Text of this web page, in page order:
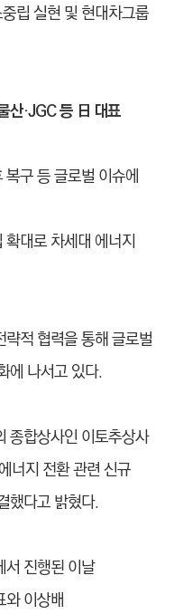
립 실현 및 현대차그룹
산·JGC 등 日 대표
복구 등 글로벌 이슈에
대로 차세대 에너지
적 협력을 통해 글로벌
에 나서고 있다.
종합상사인 이토추상사
너지 전환 관련 신규
했다고 밝혔다.
진행된 이날
와 이상배